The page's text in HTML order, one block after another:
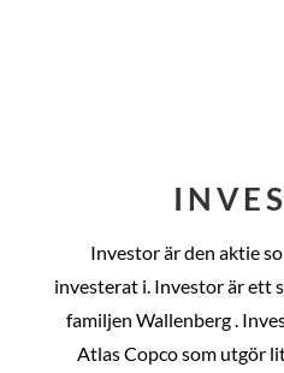
Investor är den aktie
investerat i. Investor är ett
familjen Wallenberg .
Atlas Copco som utgör